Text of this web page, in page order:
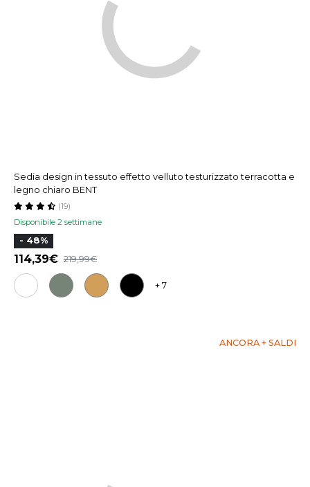
Sedia design in tessuto effetto velluto testurizzato terracotta e
legno chiaro BENT
Disponibile 2 settimane
(19)
- 48%
114,39 219,99
+ 7
ANCORA + SALDI